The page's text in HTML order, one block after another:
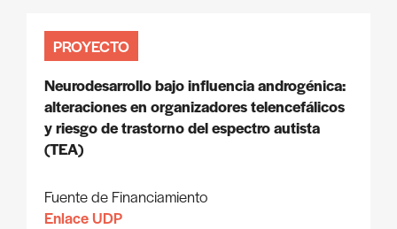
PROYECTO
Neurodesarrollo bajo influencia androgénica:
alteraciones en organizadores telencefálicos
y riesgo de trastorno del espectro autista
(TEA)
Fuente de Financiamiento
Enlace UDP